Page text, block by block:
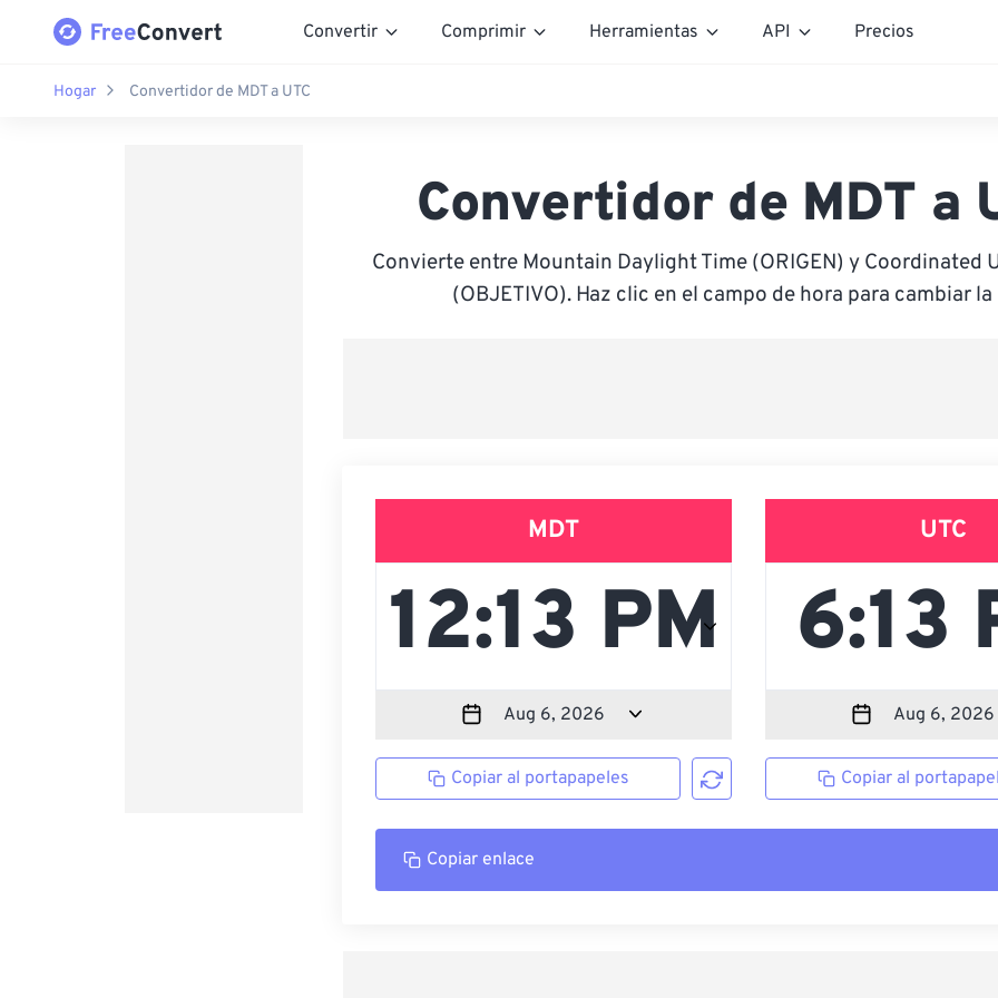
Convertir Comprimir Herramientas API Precios
Hogar Convertidor de MDT a UTC
Convertidor de MDT a
Convierte entre Mountain Daylight Time (ORIGEN) y Coordinated
(OBJETIVO). Haz clic en el campo de hora para cambiar la
MDT
Copiar al portapapeles
UTC
Copiar al
Copiar enlace